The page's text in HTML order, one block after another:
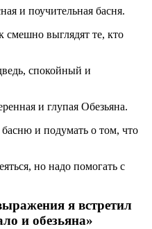
и поучительная басня.
смешно выглядят те, кто
спокойный и
и глупая Обезьяна.
и подумать о том, что
но надо помогать с
я встретил
и обезьяна»